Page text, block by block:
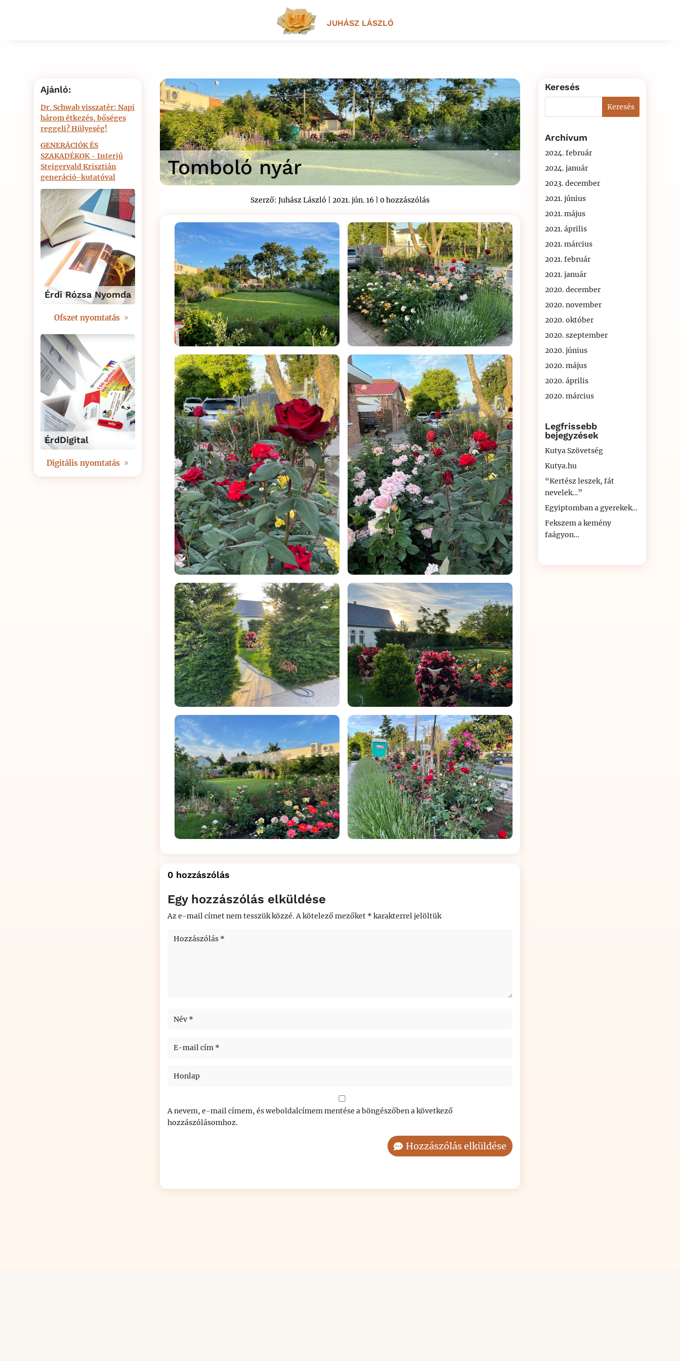
JUHÁSZ LÁSZLÓ
Ajánló:
Dr. Schwab visszatér: Napi
három étkezés, bőséges
reggeli? Hülyeség!
GENERÁCIÓK ÉS
SZAKADÉKOK - Interjú
Steigervald Krisztián
generáció-kutatóval
Érdi Rózsa Nyomda
Ofszet nyomtatás
ÉrdDigital
Digitális nyomtatás
Tomboló nyár
Szerző: Juhász László 2021. jún. 16| 0 hozzászólás
0 hozzászólás
Egy hozzászólás elküldése
Az e-mail címet nem tesszük közzé.A kötelező mezőket * karakterrel jelöltük
A nevem, e-mail címem, és weboldalcímem mentése a böngészőben a következő
hozzászólásomhoz.
Hozzászólás elküldése
Keresés
Archívum
2024. február
2024. január
2023. december
2021. június
2021. május
2021. április
2021. március
2021. február
2021. január
2020. december
2020. november
2020. október
2020. szeptember
2020. június
2020. május
2020. április
2020. március
Legfrissebb
bejegyzések
Kutya Szövetség
Kutya.hu
“Kertész leszek, fát
nevelek…”
Egyiptomban a gyerekek…
Fekszem a kemény
faágyon…